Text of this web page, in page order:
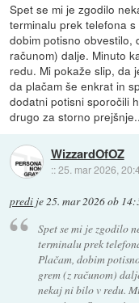
Spet se mi je zgodilo
terminalu prek telefona
dobim potisno obvestilo,
računom) dalje. Minuto
redu. Mi pokaže slip, da
da plačam še enkrat in
dodatni potisni sporočili
drugo za storno prejšnje..
WizzardOfOZ
::25. mar 2026,
predi je25. mar 2026 ob
Spet se mi je zgodilo
terminalu prek
Plačam, dobim
grem (z računom)
nekaj ni bilo v redu.